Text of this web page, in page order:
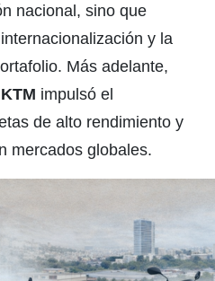
nacional, sino que
y la
Más adelante,
KTM impulsó el
de alto rendimiento y
mercados globales.